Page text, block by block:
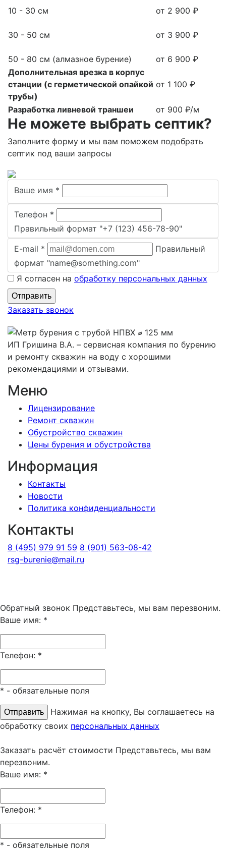
10 - 30 см
30 - 50 см
50 - 80 см (алмазное бурение)
от 2 900 ₽
от 3 900 ₽
от 6 900 ₽
Дополнительная врезка в корпус
станции (с герметической опайкой
трубы)
от 1 100 ₽
Разработка ливневой траншеи от 900 ₽/м
Не можете выбрать септик?
Заполните форму и мы вам поможем подобрать
септик под ваши запросы
Ваше имя *
Телефон *
Правильный формат "+7 (123) 456-78-90"
E-mail *
Правильный
формат "name@something.com"
Я согласен на обработку персональных данных
Заказать звонок
ИП Гришина В.А. – сервисная компания по бурению
и ремонту скважин на воду с хорошими
рекомендациями и отзывами.
Меню
Лицензирование
Ремонт скважин
Обустройство скважин
Цены бурения и обустройства
Информация
Контакты
Новости
Политика конфиденциальности
Контакты
8 (495) 979 91 59 8 (901) 563-08-42
rsg-burenie@mail.ru
Обратный звонок Представьтесь, мы вам перезвоним.
Ваше имя: *
Телефон: *
* - обязательные поля
Нажимая на кнопку, Вы соглашаетесь на
обработку своих персональных данных
Заказать расчёт стоимости Представьтесь, мы вам
перезвоним.
Ваше имя: *
Телефон: *
* - обязательные поля